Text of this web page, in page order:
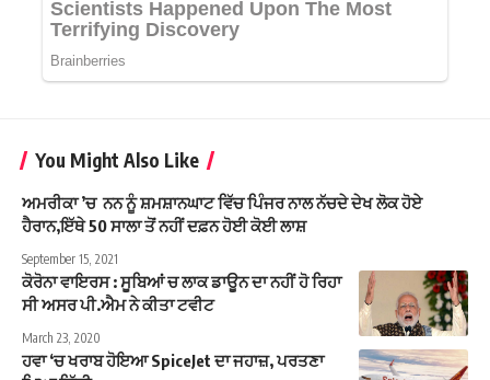
You Might Also Like
ਅਮਰੀਕਾ ’ਚ ਨਨ ਨੂੰ ਸ਼ਮਸ਼ਾਨਘਾਟ ਵਿੱਚ ਪਿੰਜਰ ਨਾਲ ਨੱਚਦੇ ਦੇਖ ਲੋਕ ਹੋਏ
ਹੈਰਾਨ,ਇੱਥੇ 50 ਸਾਲਾ ਤੋਂ ਨਹੀਂ ਦਫ਼ਨ ਹੋਈ ਕੋਈ ਲਾਸ਼
September 15, 2021
ਕੋਰੋਨਾ ਵਾਇਰਸ : ਸੂਬਿਆਂ ਚ ਲਾਕ ਡਾਊਨ ਦਾ ਨਹੀਂ ਹੋ ਰਿਹਾ
ਸੀ ਅਸਰ ਪੀ.ਐਮ ਨੇ ਕੀਤਾ ਟਵੀਟ
March 23, 2020
ਹਵਾ ‘ਚ ਖਰਾਬ ਹੋਇਆ SpiceJet ਦਾ ਜਹਾਜ਼, ਪਰਤਣਾ